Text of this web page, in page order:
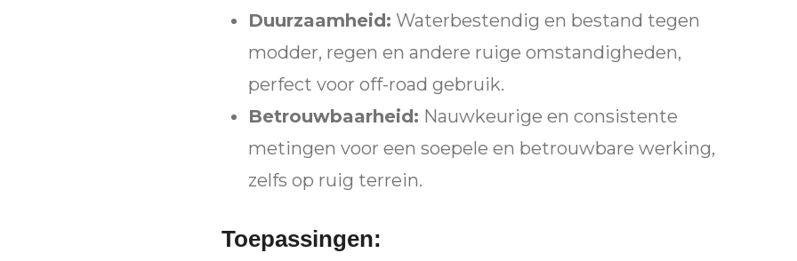
Duurzaamheid: Waterbestendig en bestand tegen
modder, regen en andere ruige omstandigheden,
perfect voor off-road gebruik.
Betrouwbaarheid: Nauwkeurige en consistente
metingen voor een soepele en betrouwbare werking,
zelfs op ruig terrein.
Toepassingen: